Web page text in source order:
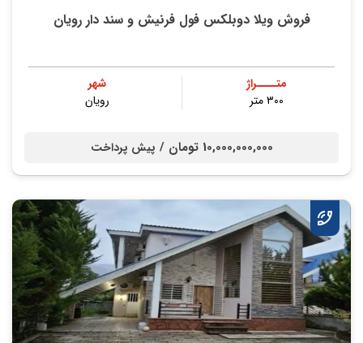
فروش ویلا دوبلکس فول فرنیش و سند دار رویان
متــــراژ
۳۰۰ متر
شهر
رویان
10,000,000,000 تومان / پیش پرداخت